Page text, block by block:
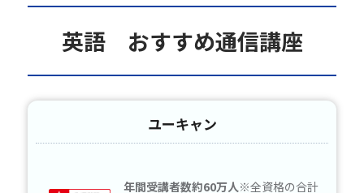
英語 おすすめ通信講座
ユーキャン
年間受講者数約60万人※全資格の合計